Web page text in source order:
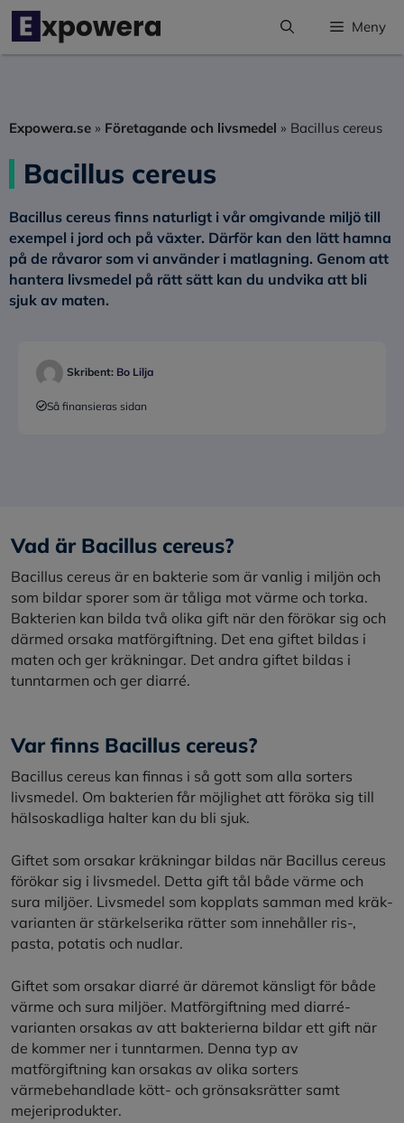
Hoppa
innehåll
Meny
Expowera.se » Företagande och livsmedel » Bacillus cereus
Bacillus cereus
Bacillus cereus finns naturligt i vår omgivande miljö till
exempel i jord och på växter. Därför kan den lätt hamna
på de råvaror som vi använder i matlagning. Genom att
hantera livsmedel på rätt sätt kan du undvika att bli
sjuk av maten.
Skribent: Bo Lilja
Så finansieras sidan
Vad är Bacillus cereus?
Bacillus cereus är en bakterie som är vanlig i miljön och
som bildar sporer som är tåliga mot värme och torka.
Bakterien kan bilda två olika gift när den förökar sig och
därmed orsaka matförgiftning. Det ena giftet bildas i
maten och ger kräkningar. Det andra giftet bildas i
tunntarmen och ger diarré.
Var finns Bacillus cereus?
Bacillus cereus kan finnas i så gott som alla sorters
livsmedel. Om bakterien får möjlighet att föröka sig till
hälsoskadliga halter kan du bli sjuk.
Giftet som orsakar kräkningar bildas när Bacillus cereus
förökar sig i livsmedel. Detta gift tål både värme och
sura miljöer. Livsmedel som kopplats samman med kräk-
varianten är stärkelserika rätter som innehåller ris-,
pasta, potatis och nudlar.
Giftet som orsakar diarré är däremot känsligt för både
värme och sura miljöer. Matförgiftning med diarré-
varianten orsakas av att bakterierna bildar ett gift när
de kommer ner i tunntarmen. Denna typ av
matförgiftning kan orsakas av olika sorters
värmebehandlade kött- och grönsaksrätter samt
mejeriprodukter.